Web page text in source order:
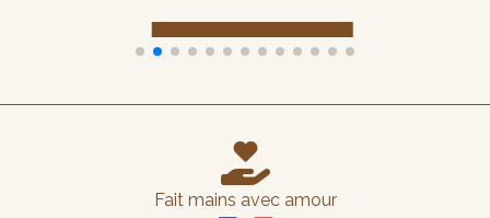

Fait mains avec amour